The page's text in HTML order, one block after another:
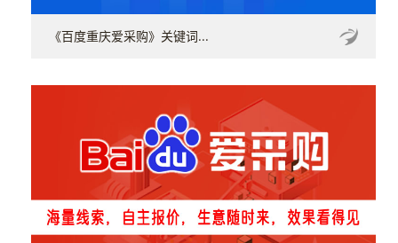
《百度重庆爱采购》关键词...